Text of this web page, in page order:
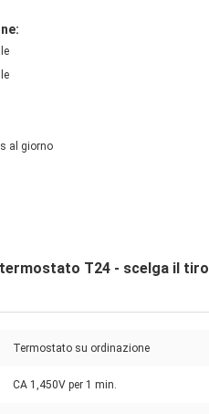
al giorno
T24 - scelga il tiro
Termostato su ordinazione
CA 1,450V per 1 min.